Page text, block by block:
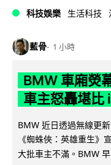
科技娛樂 生活科技
藍骨 1 小時
BMW 車廂熒
車主怒轟堪比
BMW 近日透過無線更
《蜘蛛俠：英雄重生》
大批車主不滿。BMW